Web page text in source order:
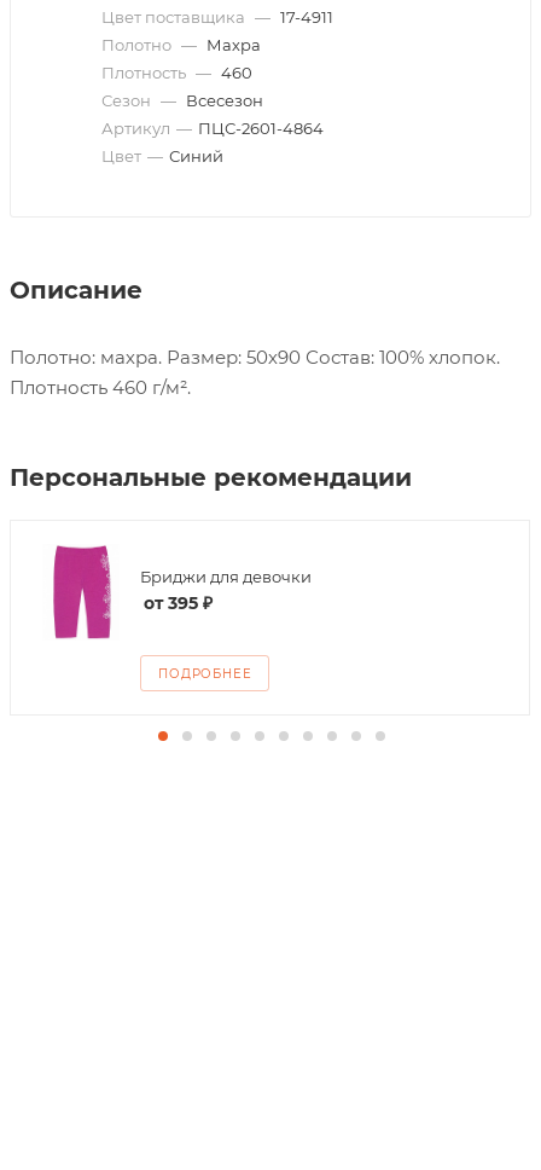
Цвет поставщика — 17-4911
Полотно — Махра
Плотность — 460
Сезон — Всесезон
Артикул — ПЦС-2601-4864
Цвет — Синий
Описание
Полотно: махра. Размер: 50х90 Состав: 100% хлопок.
Плотность 460 г/м².
Персональные рекомендации
Бриджи для девочки
от395 ₽
ПОДРОБНЕЕ